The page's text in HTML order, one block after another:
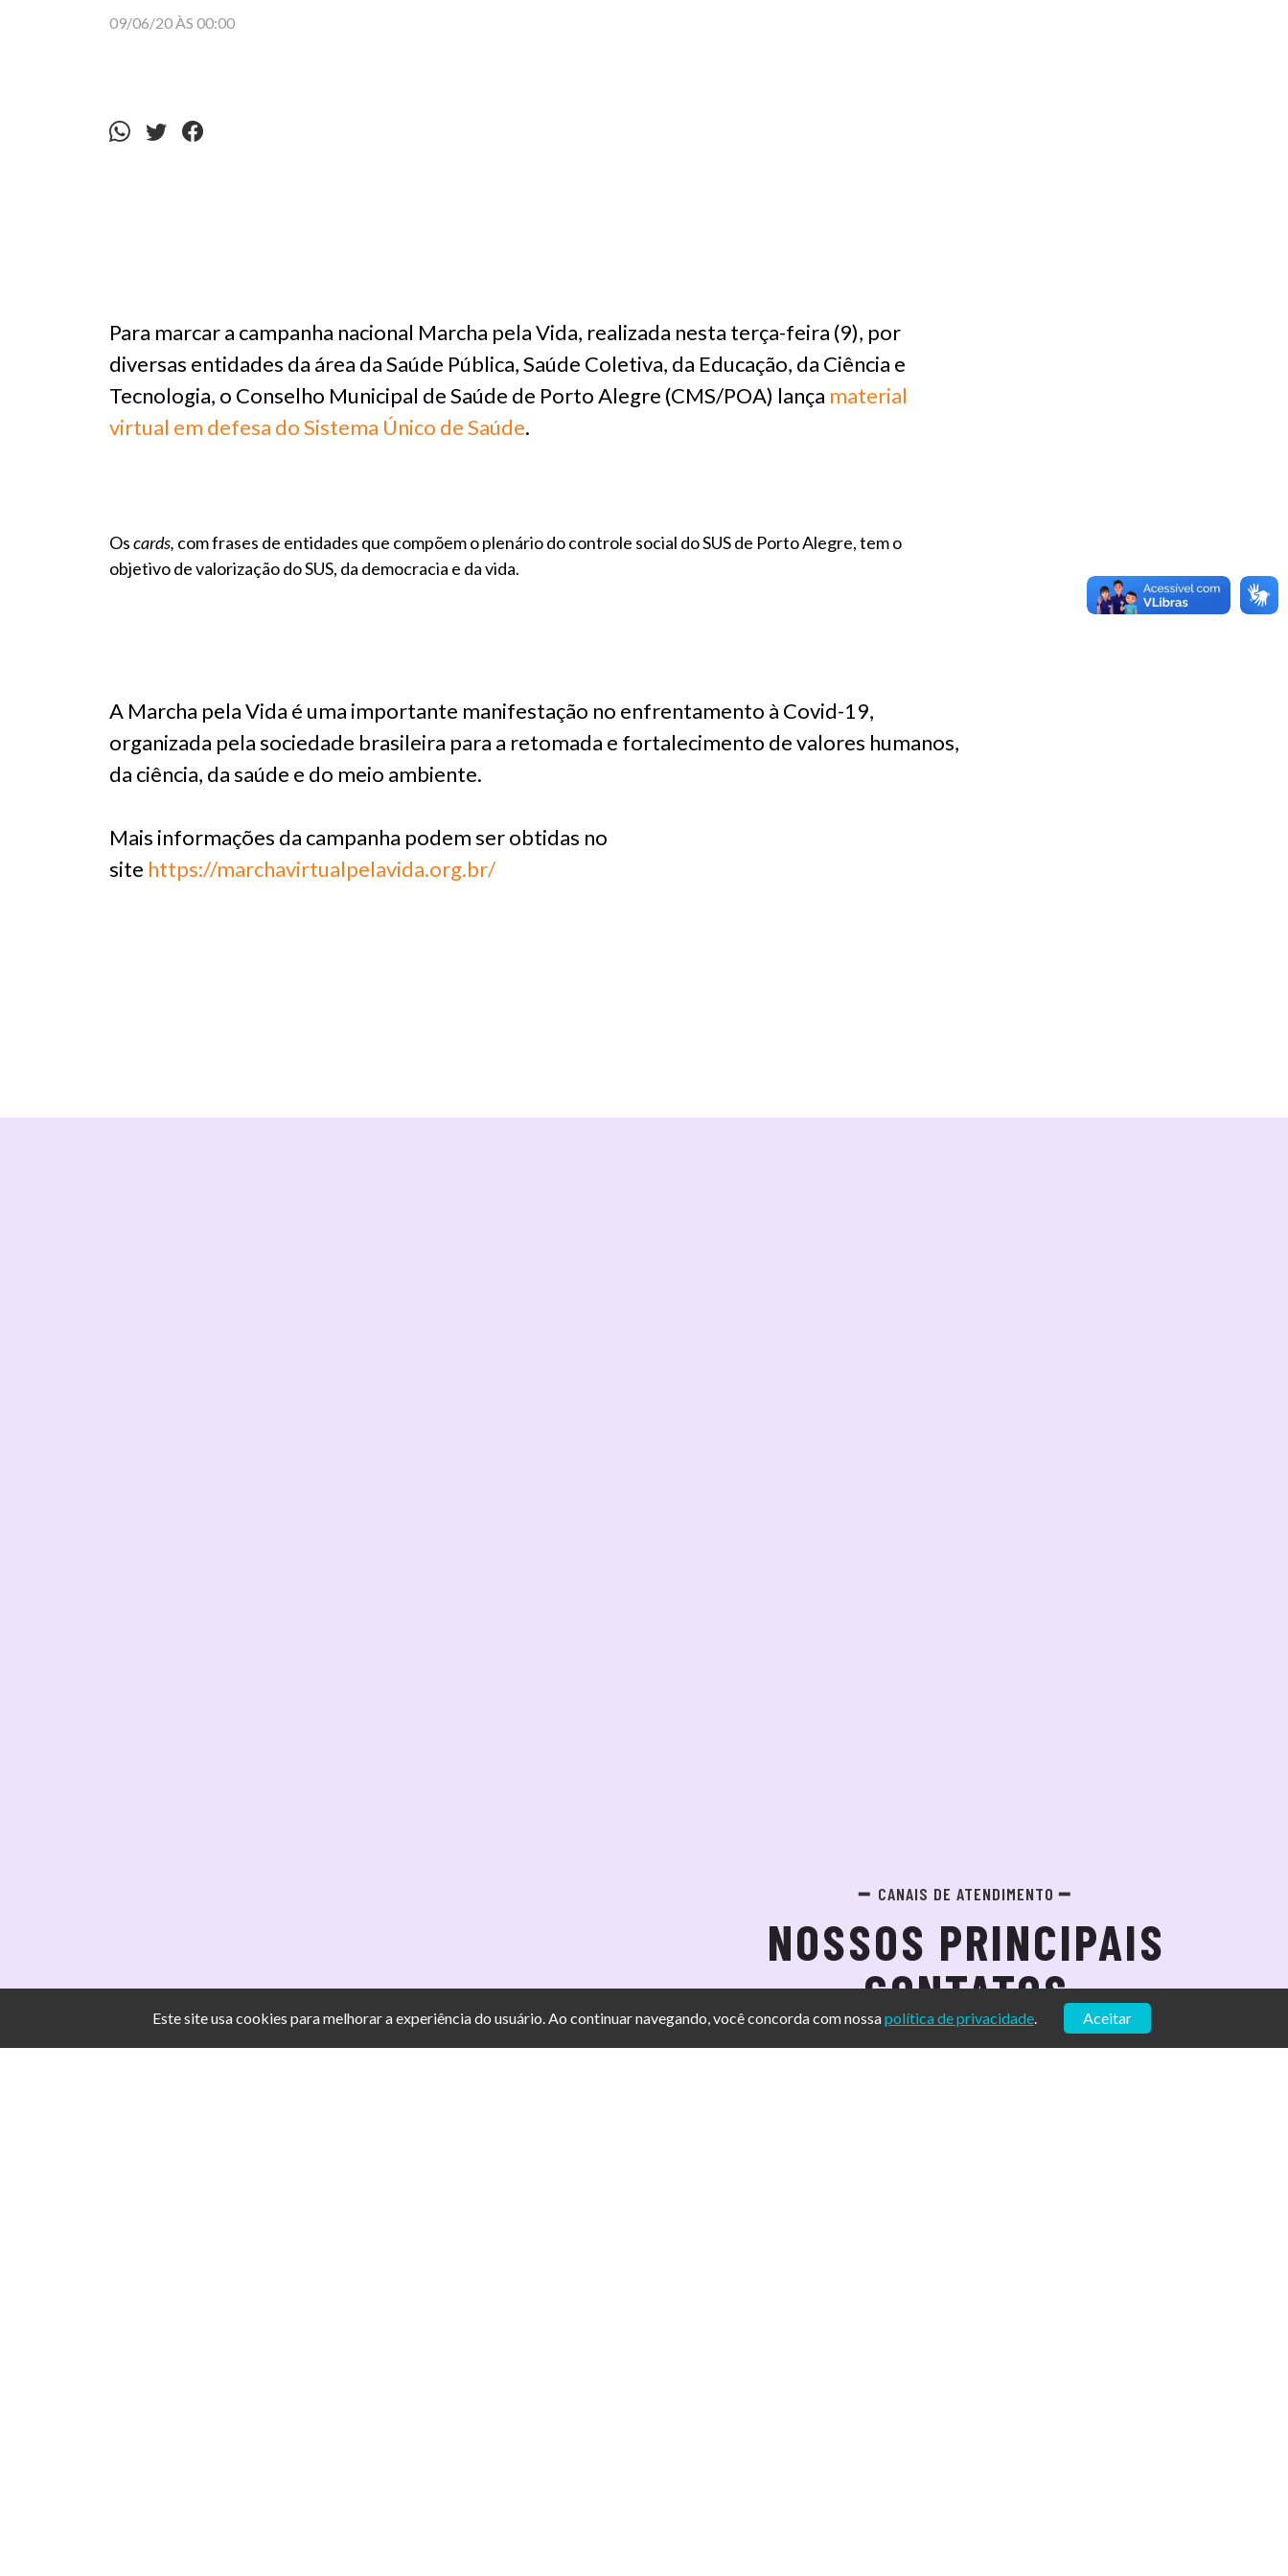
09/06/20 ÀS 00:00
Para marcar a campanha nacional Marcha pela Vida, realizada nesta terça-feira (9), por
diversas entidades da área da Saúde Pública, Saúde Coletiva, da Educação, da Ciência e
Tecnologia, o Conselho Municipal de Saúde de Porto Alegre (CMS/POA) lança material
virtual em defesa do Sistema Único de Saúde.
Oscards, com frases de entidades que compõem o plenário do controle social do SUS de Porto Alegre, tem o
objetivo de valorização do SUS, da democracia e da vida.
A Marcha pela Vida é uma importante manifestação no enfrentamento à Covid-19,
organizada pela sociedade brasileira para a retomada e fortalecimento de valores humanos,
da ciência, da saúde e do meio ambiente.
Mais informações da campanha podem ser obtidas no
site https://marchavirtualpelavida.org.br/
CANAIS DE ATENDIMENTO
NOSSOS PRINCIPAIS
CONTATOS
Este site usa cookies para melhorar a experiência do usuário. Ao continuar navegando, você concorda com nossapolítica de privacidade. Aceitar